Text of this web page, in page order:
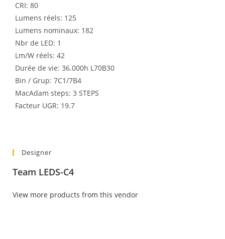
CRI: 80
Lumens réels: 125
Lumens nominaux: 182
Nbr de LED: 1
Lm/W réels: 42
Durée de vie: 36.000h L70B30
Bin / Grup: 7C1/7B4
MacAdam steps: 3 STEPS
Facteur UGR: 19.7
Designer
Team LEDS-C4
View more products from this vendor